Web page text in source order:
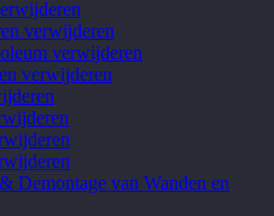
verwijderen
verwijderen
verwijderen
Demontage van Wanden en